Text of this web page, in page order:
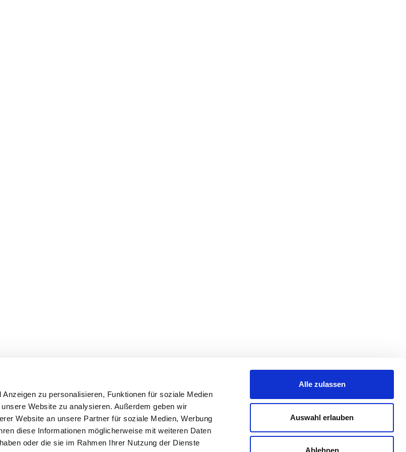
zu personalisieren, Funktionen für soziale Medien
Website zu analysieren. Außerdem geben wir
Website an unsere Partner für soziale Medien, Werbung
diese Informationen möglicherweise mit weiteren Daten
oder die sie im Rahmen Ihrer Nutzung der Dienste
Alle zulassen
Auswahl erlauben
Ablehnen